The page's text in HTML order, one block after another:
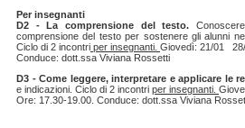
Per insegnanti
D2 - La comprensione del testo.
comprensione del testo per sostenere gli alunni
Ciclo di 2 incontri per insegnanti. Giovedì: 21/01
Conduce: dott.ssa Viviana Rossetti
D3 - Come leggere, interpretare e applicare le
e indicazioni. Ciclo di 2 incontri per insegnanti.
Ore: 17.30-19.00. Conduce: dott.ssa Viviana